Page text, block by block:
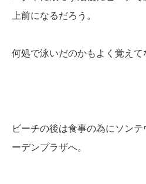
上前になるだろう。
何処で泳いだのかもよく覚え
ビーチの後は食事の為にソン
ーデンプラザへ。